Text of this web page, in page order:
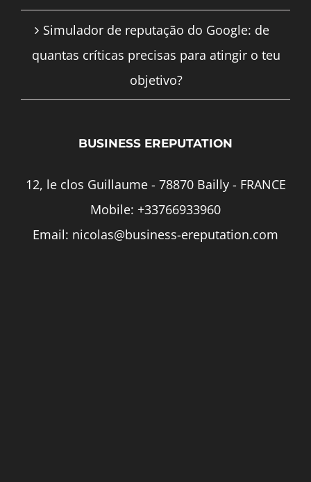
Simulador de reputação do Google: de
quantas críticas precisas para atingir o teu
objetivo?
BUSINESS EREPUTATION
12, le clos Guillaume - 78870 Bailly - FRANCE
Mobile: +33766933960
Email: nicolas@business-ereputation.com